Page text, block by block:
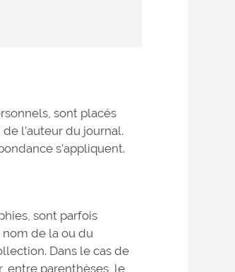
sont placés
l’auteur du journal.
s’appliquent.
sont parfois
de la ou du
Dans le cas de
entre parenthèses, le